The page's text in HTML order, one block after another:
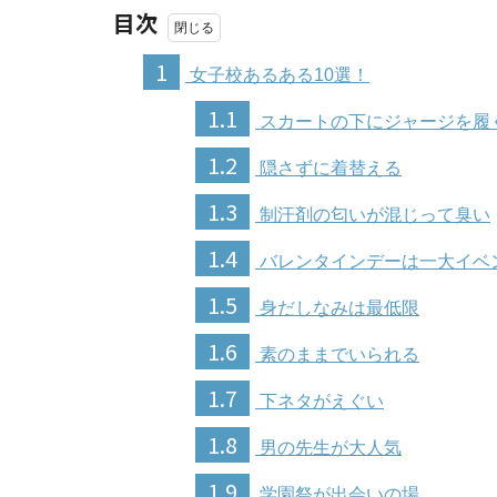
目次
1
女子校あるある10選！
1.1 スカートの下にジャージを履
1.2 隠さずに着替える
1.3 制汗剤の匂いが混じって臭い
1.4 バレンタインデーは一大イベ
1.5 身だしなみは最低限
1.6 素のままでいられる
1.7 下ネタがえぐい
1.8 男の先生が大人気
1.9